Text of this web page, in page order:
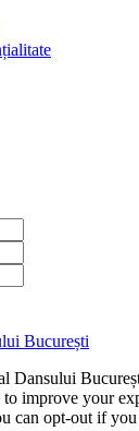
București
Dansului
improve your
can opt-out if